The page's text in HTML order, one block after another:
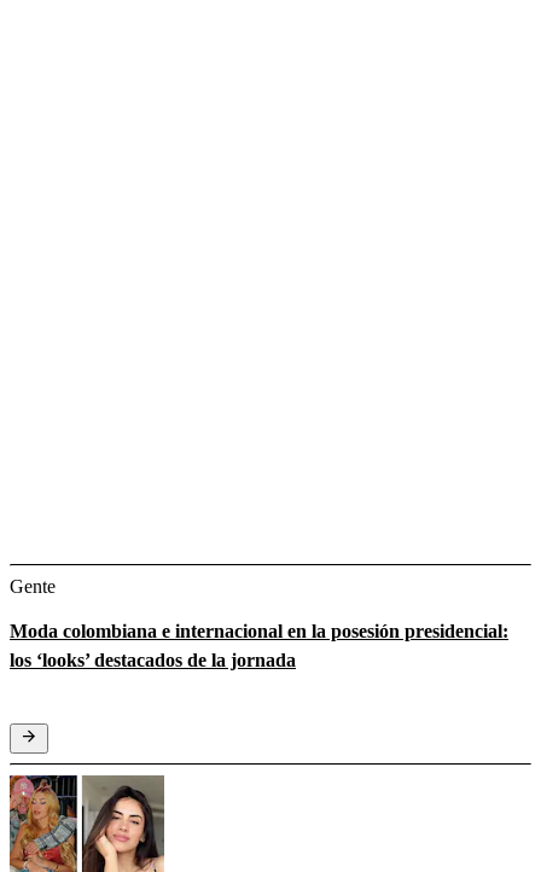
Gente
Moda colombiana e internacional en la posesión presidencial:
los ‘looks’ destacados de la jornada